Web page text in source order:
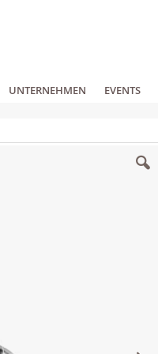
UNTERNEHMEN EVENTS